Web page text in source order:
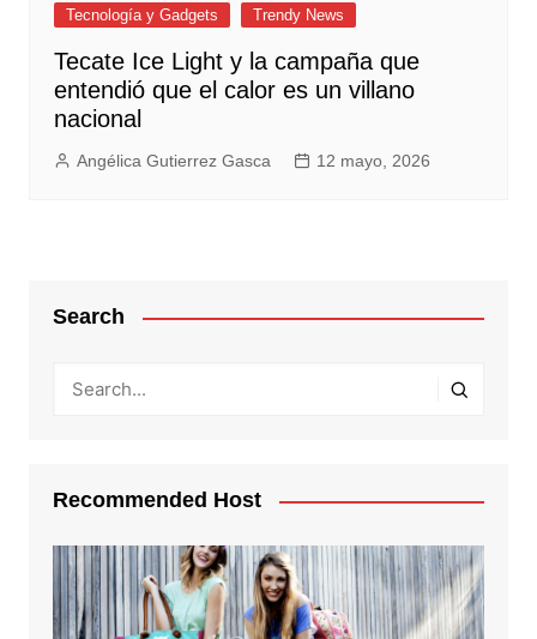
Tecnología y Gadgets
Trendy News
Tecate Ice Light y la campaña que
entendió que el calor es un villano
nacional
Angélica Gutierrez Gasca 12 mayo, 2026
Search
Recommended Host